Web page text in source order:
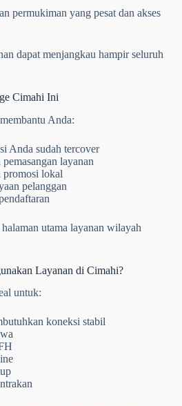
permukiman yang pesat dan akses
dapat menjangkau hampir seluruh
Cimahi Ini
Anda:
Anda sudah tercover
layanan
promosi lokal
pelanggan
utama layanan wilayah
Layanan di Cimahi?
untuk:
koneksi stabil